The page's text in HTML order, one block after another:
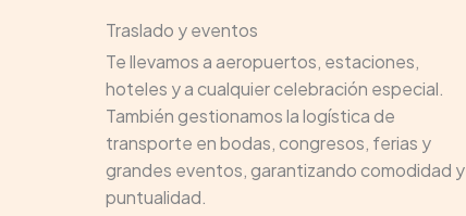
Traslado y eventos
Te llevamos a aeropuertos, estaciones,
hoteles y a cualquier celebración especial.
También gestionamos la logística de
transporte en bodas, congresos, ferias y
grandes eventos, garantizando comodidad y
puntualidad.